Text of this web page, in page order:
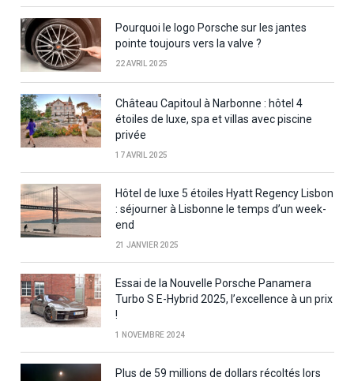
Pourquoi le logo Porsche sur les jantes
pointe toujours vers la valve ?
22 AVRIL 2025
Château Capitoul à Narbonne : hôtel 4
étoiles de luxe, spa et villas avec piscine
privée
17 AVRIL 2025
Hôtel de luxe 5 étoiles Hyatt Regency Lisbon
: séjourner à Lisbonne le temps d’un week-
end
21 JANVIER 2025
Essai de la Nouvelle Porsche Panamera
Turbo S E-Hybrid 2025, l’excellence à un prix
!
1 NOVEMBRE 2024
Plus de 59 millions de dollars récoltés lors